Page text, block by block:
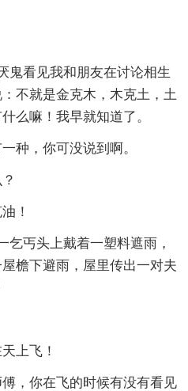
鬼看见我和朋友在讨论相生
不就是金克木，木克土，土
么嘛！我早就知道了。
种，你可没说到啊。
！
乞丐头上戴着一塑料遮雨，
檐下避雨，屋里传出一对夫
上飞！
，你在飞的时候有没有看见